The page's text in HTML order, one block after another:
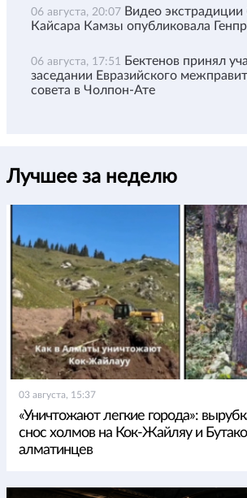
06 августа, 20:07 Видео экстрадиции
Кайсара Камзы опубликовала
06 августа, 17:51 Бектенов принял
заседании Евразийского
совета в Чолпон-Ате
Лучшее за неделю
03 августа, 15:37
«Уничтожают легкие города»:
снос холмов на Кок-Жайляу и
алматинцев